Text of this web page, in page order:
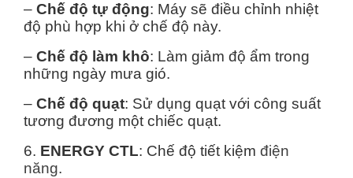
– Chế độ tự động: Máy sẽ điều chỉnh nhiệt
độ phù hợp khi ở chế độ này.
– Chế độ làm khô: Làm giảm độ ẩm trong
những ngày mưa gió.
– Chế độ quạt: Sử dụng quạt với công suất
tương đương một chiếc quạt.
6. ENERGY CTL: Chế độ tiết kiệm điện
năng.